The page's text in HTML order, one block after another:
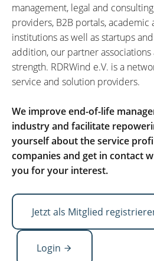
management, legal and
providers, B2B portals, academic
institutions as well as startups
addition, our partner
strength. RDRWind e.V. is a
service and solution providers.
We improve end-of-life
industry and facilitate
yourself about the service
companies and get in contact
you for your interest.
Jetzt als Mitglied
Login